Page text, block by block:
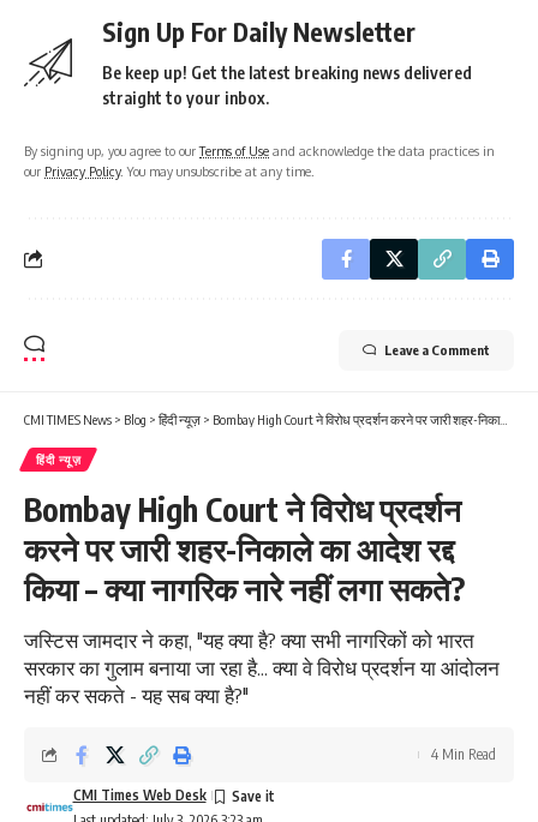
Sign Up For Daily Newsletter
Be keep up! Get the latest breaking news delivered
straight to your inbox.
By signing up, you agree to ourTerms of Use and acknowledge the data practices in
our Privacy Policy. You may unsubscribe at any time.
Leave a Comment
CMI TIMES News > Blog > हिंदी न्यूज़ > Bombay High Court ने विरोध प्रदर्शन करने पर जारी शहर-निकाले का आदेश रद्द किया – क्या नागरिक नारे नहीं लगा सकते?
हिंदी न्यूज़
Bombay High Court ने विरोध प्रदर्शन
करने पर जारी शहर-निकाले का आदेश रद्द
किया – क्या नागरिक नारे नहीं लगा सकते?
जस्टिस जामदार ने कहा, "यह क्या है? क्या सभी नागरिकों को भारत
सरकार का गुलाम बनाया जा रहा है... क्या वे विरोध प्रदर्शन या आंदोलन
नहीं कर सकते - यह सब क्या है?"
CMI Times Web Desk
4 Min Read